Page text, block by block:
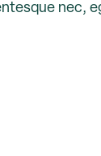
nec,